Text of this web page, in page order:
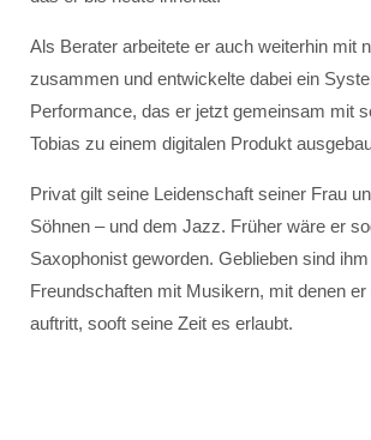
Als Berater arbeitete er auch weiterhin mit
zusammen und entwickelte dabei ein
Performance, das er jetzt gemeinsam mit
Tobias zu einem digitalen Produkt
Privat gilt seine Leidenschaft seiner Frau
Söhnen – und dem Jazz. Früher wäre er
Saxophonist geworden. Geblieben sind
Freundschaften mit Musikern, mit denen
auftritt, sooft seine Zeit es erlaubt.